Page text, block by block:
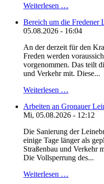
Weiterlesen …
Bereich um die Fredener
05.08.2026 - 16:04
An der derzeit für den
Freden werden
vorgenommen. Das teilt
und Verkehr mit. Diese...
Weiterlesen …
Arbeiten an Gronauer
Mi, 05.08.2026 - 12:12
Die Sanierung der
einige Tage länger als
Straßenbau und Verkehr
Die Vollsperrung des...
Weiterlesen …